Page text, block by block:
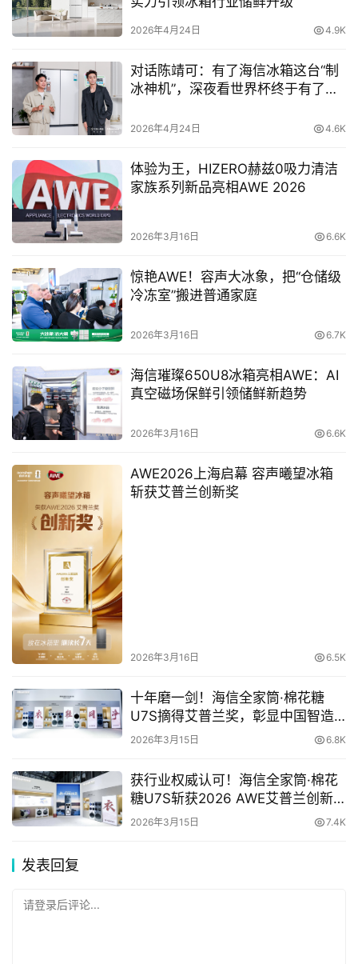
栏
专
多年来，海信通过直面市场、了解消费者需求，不断开发具
有高价值感和高附加值的产品，用技术和创新赢得全球消费
显示，2022年1-11月海信电视全球出货量位居世界第二。
原创文章，作者：新智派，如若转载，请注明出处：
2026年4月24日 4.9K
对话陈靖可：有了海信冰箱这台“制
冰神机”，深夜看世界杯终于有了最
2026年4月24日 4.6K
体验为王，HIZERO赫兹0吸力清洁
家族系列新品亮相AWE 2026
2026年3月16日 6.6K
惊艳AWE！容声大冰象，把“仓储级
冷冻室”搬进普通家庭
2026年3月16日 6.7K
海信璀璨650U8冰箱亮相AWE：AI
真空磁场保鲜引领储鲜新趋势
2026年3月16日 6.6K
AWE2026上海启幕 容声曦望冰箱
斩获艾普兰创新奖
2026年3月16日 6.5K
十年磨一剑！海信全家筒·棉花糖
U7S摘得艾普兰奖，彰显中国智造
硬核实力
2026年3月15日 6.8K
获行业权威认可！海信全家筒·棉花
糖U7S斩获2026 AWE艾普兰创新
奖，领跑全球洗护创新赛道
2026年3月15日 7.4K
发表回复
请登录后评论...